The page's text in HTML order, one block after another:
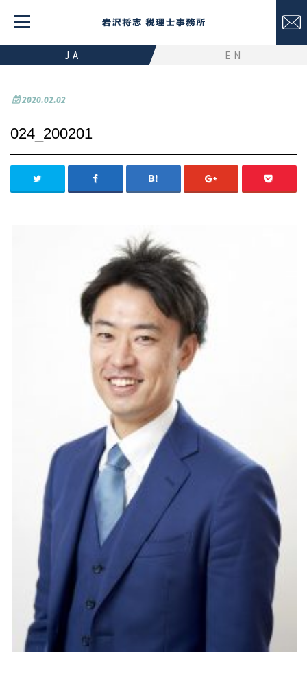
JA EN
2020.02.02
024_200201